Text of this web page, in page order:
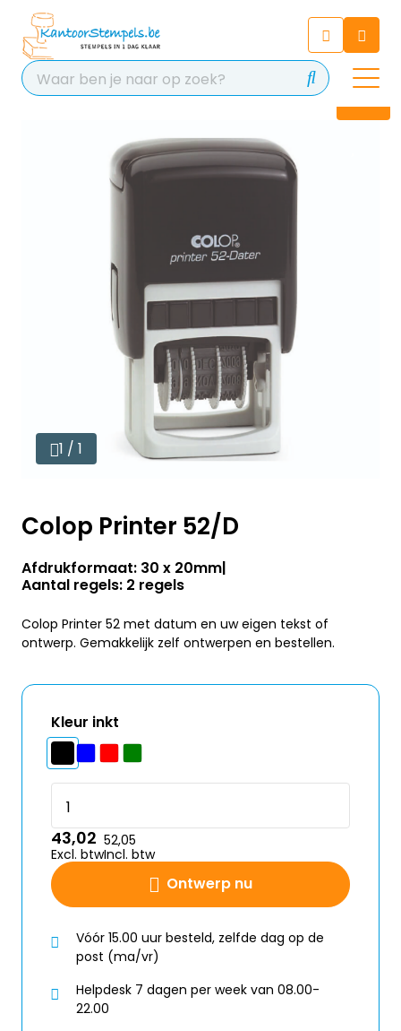
Chat 24/7 met onze chatbot
voor hulp
Contact
1 / 1
Colop Printer 52/D
Afdrukformaat: 30 x 20mm
Aantal regels: 2 regels
Colop Printer 52 met datum en uw eigen tekst of
ontwerp. Gemakkelijk zelf ontwerpen en bestellen.
Kleur inkt
Ontwerp nu
43,02
Excl. btw
52,05
Incl. btw
Vóór 15.00 uur besteld, zelfde dag op de
post (ma/vr)
Helpdesk 7 dagen per week van 08.00-
22.00